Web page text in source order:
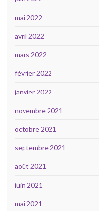
mai 2022
avril 2022
mars 2022
février 2022
janvier 2022
novembre 2021
octobre 2021
septembre 2021
août 2021
juin 2021
mai 2021